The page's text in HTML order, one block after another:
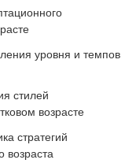
уровня и темпов
стилей
возрасте
стратегий
возраста